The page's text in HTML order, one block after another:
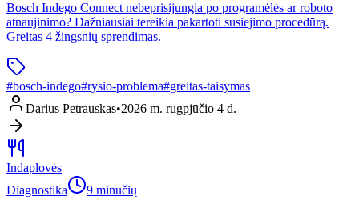
Bosch Indego Connect nebeprisijungia po programėlės ar roboto
atnaujinimo? Dažniausiai tereikia pakartoti susiejimo procedūrą.
Greitas 4 žingsnių sprendimas.
#bosch-indego#rysio-problema#greitas-taisymas
Darius Petrauskas•2026 m. rugpjūčio 4 d.
Indaplovės
Diagnostika
9 minučių